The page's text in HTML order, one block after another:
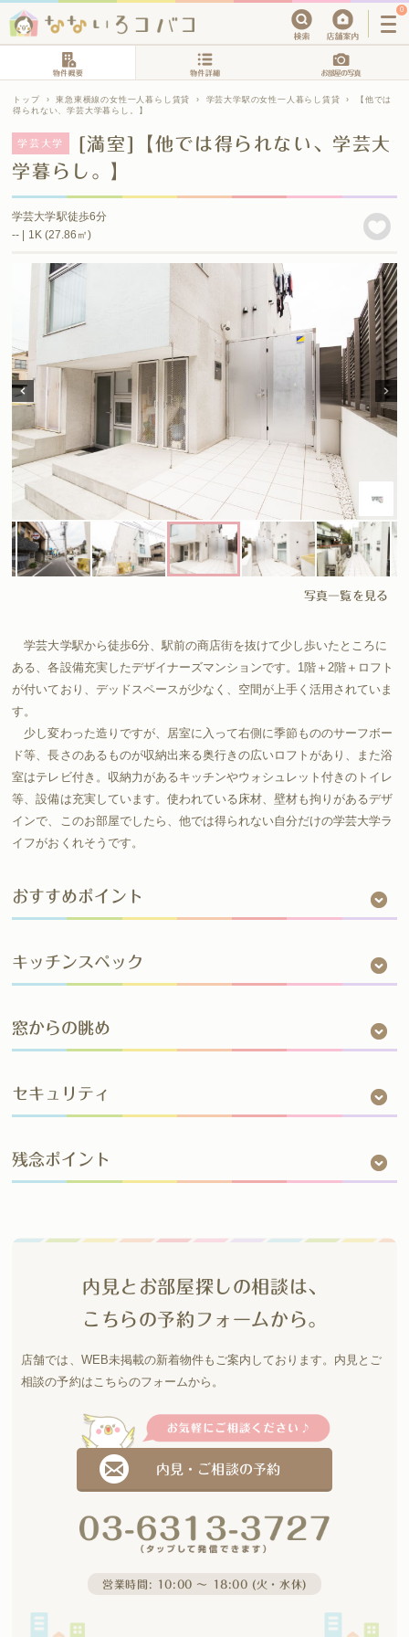
0
トップ › 東急東横線の女性一人暮らし賃貸 › 学芸大学駅の女性一人暮らし賃貸 ›
【他では
得られない、学芸大学暮らし。】
学芸大学
[満室]【他では得られない、学芸大
学暮らし。】
学芸大学駅徒歩6分
-- | 1K (27.86㎡)
写真一覧を見る
学芸大学駅から徒歩6分、駅前の商店街を抜けて少し歩いたところに
ある、各設備充実したデザイナーズマンションです。1階＋2階＋ロフト
が付いており、デッドスペースが少なく、空間が上手く活用されていま
す。
少し変わった造りですが、居室に入って右側に季節もののサーフボー
ド等、長さのあるものが収納出来る奥行きの広いロフトがあり、また浴
室はテレビ付き。収納力があるキッチンやウォシュレット付きのトイレ
等、設備は充実しています。使われている床材、壁材も拘りがあるデザ
インで、このお部屋でしたら、他では得られない自分だけの学芸大学ラ
イフがおくれそうです。
おすすめポイント
キッチンスペック
窓からの眺め
セキュリティ
残念ポイント
内見とお部屋探しの相談は、
こちらの予約フォームから。
店舗では、WEB未掲載の新着物件もご案内しております。 内見とご
相談の予約はこちらのフォームから。
内見・ご相談の予約
営業時間: 10:00 〜 18:00 (火・水休)